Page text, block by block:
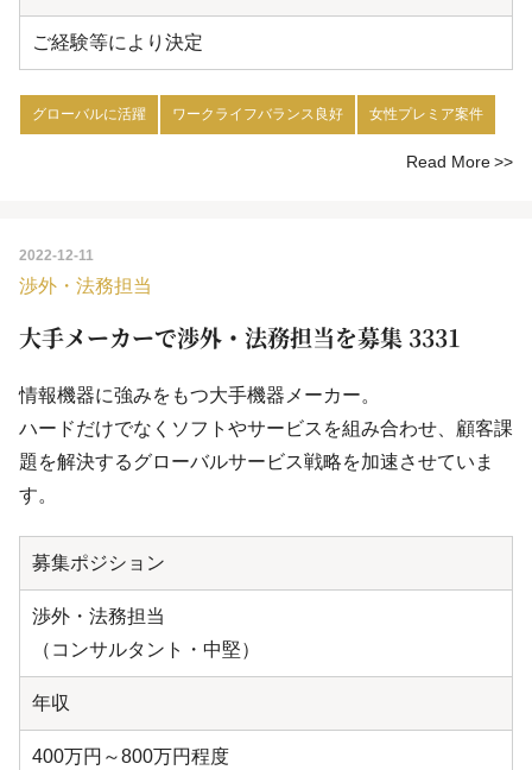
ご経験等により決定
グローバルに活躍 ワークライフバランス良好 女性プレミア案件
Read More
2022-12-11
渉外・法務担当
大手メーカーで渉外・法務担当を募集 3331
情報機器に強みをもつ大手機器メーカー。
ハードだけでなくソフトやサービスを組み合わせ、顧客課
題を解決するグローバルサービス戦略を加速させていま
す。
募集ポジション
渉外・法務担当
（コンサルタント・中堅）
年収
400万円～800万円程度